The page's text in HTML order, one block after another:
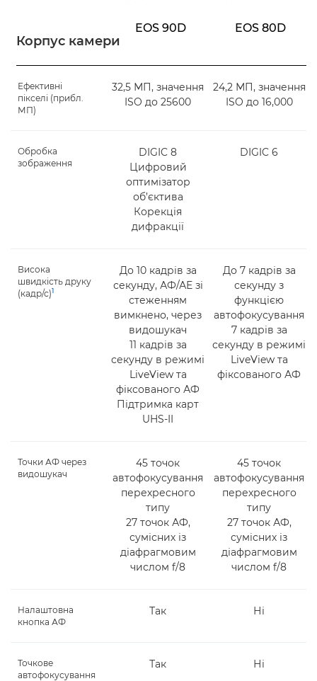
Корпус камери
EOS 90D EOS 80D
Ефективні
пікселі (прибл.
МП)
32,5 МП, значення
ISO до 25600
24,2 МП, значення
ISO до 16,000
Обробка
зображення
DIGIC 8
Цифровий
оптимізатор
об’єктива
Корекція
дифракції
DIGIC 6
Висока
швидкість друку
(кадр/с)1
До 10 кадрів за
секунду, АФ/АЕ зі
стеженням
вимкнено, через
видошукач
11 кадрів за
секунду в режимі
LiveView та
фіксованого АФ
Підтримка карт
UHS-II
До 7 кадрів за
секунду з
функцією
автофокусування
7 кадрів за
секунду в режимі
LiveView та
фіксованого АФ
Точки АФ через
видошукач
45 точок
автофокусування
перехресного
типу
27 точок АФ,
сумісних із
діафрагмовим
числом f/8
45 точок
автофокусування
перехресного
типу
27 точок АФ,
сумісних із
діафрагмовим
числом f/8
Налаштовна
кнопка АФ
Так Ні
Точкове
автофокусування
Так Ні